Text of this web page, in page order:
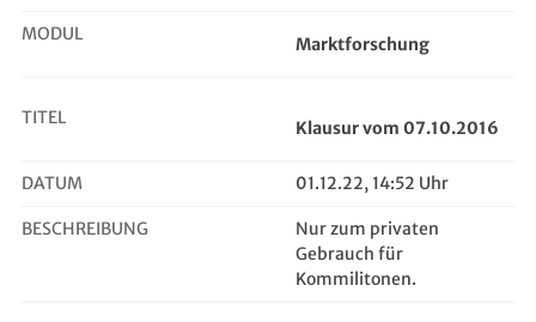
MODUL Marktforschung
TITEL Klausur vom 07.10.2016
DATUM 01.12.22, 14:52 Uhr
BESCHREIBUNG
Nur zum privaten
Gebrauch für
Kommilitonen.